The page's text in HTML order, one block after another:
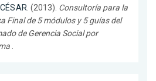
. (2013). Consultoría para la
Final de 5 módulos y 5 guías del
de Gerencia Social por